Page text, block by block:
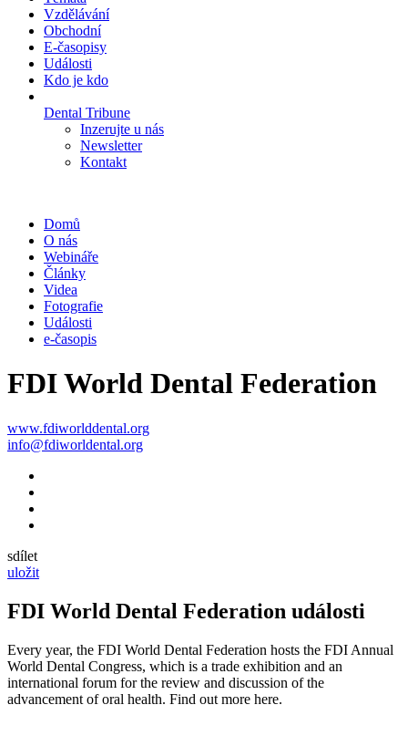
Vzdělávání
Obchodní
E-časopisy
Události
Kdo je kdo
Dental Tribune
Inzerujte u nás
Newsletter
Kontakt
Domů
O nás
Webináře
Články
Videa
Fotografie
Události
e-časopis
FDI World Dental Federation
www.fdiworlddental.org
info@fdiworldental.org
sdílet
uložit
FDI World Dental Federation události
Every year, the FDI World Dental Federation hosts the FDI Annual
World Dental Congress, which is a trade exhibition and an
international forum for the review and discussion of the
advancement of oral health. Find out more here.